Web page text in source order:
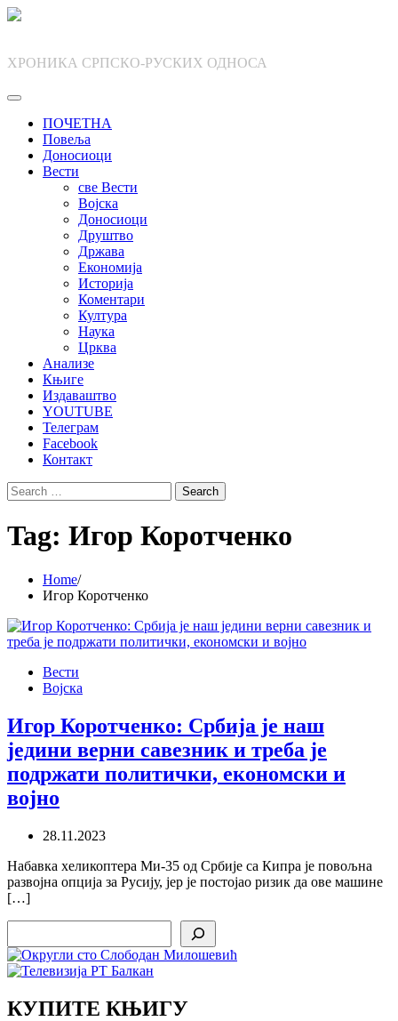
Skip
ХРОНИКА СРПСКО-РУСКИХ ОДНОСА
ПОЧЕТНА
Повеља
Доносиоци
Вести
све Вести
Војска
Доносиоци
Друштво
Држава
Економија
Историја
Коментари
Култура
Наука
Црква
Анализе
Књиге
Издаваштво
YOUTUBE
Телеграм
Facebook
Контакт
Search
for:
Tag: Игор Коротченко
Home
Игор Коротченко
Вести
Војска
Игор Коротченко: Србија је наш
једини верни савезник и треба је
подржати политички, економски и
војно
28.11.2023
Набавка хеликоптера Ми-35 од Србије са Кипра је повољна
развојна опција за Русију, јер је постојао ризик да ове машине
[…]
КУПИТЕ КЊИГУ